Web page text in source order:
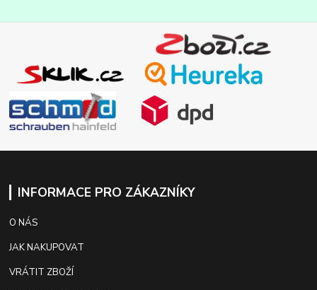
INFORMACE PRO ZÁKAZNÍKY
O NÁS
JAK NAKUPOVAT
VRÁTIT ZBOŽÍ